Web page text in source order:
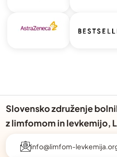
Slovensko združenje
z limfomom in levkemijo,
info@limfom-